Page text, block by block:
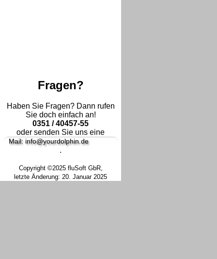
Fragen?
Haben Sie Fragen? Dann rufen
Sie doch einfach an!
0351 / 40457-55
oder senden Sie uns eine
Mail: info@yourdolphin.de
.
Copyright ©2025 fluSoft GbR,
letzte Änderung: 20. Januar 2025